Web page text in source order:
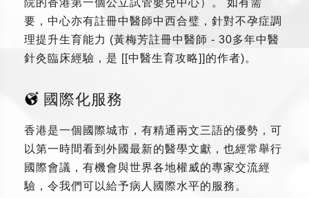
院的香港第一個公立試管嬰兒中心）。 如有需
要，中心亦有註冊中醫師中西合璧，針對不孕症調
理提升生育能力 (黃梅芳註冊中醫師 - 30多年中醫
針灸臨床經驗，是 [[中醫生育攻略]]的作者)。
國際化服務
香港是一個國際城市，有精通兩文三語的優勢，可
以第一時間看到外國最新的醫學文獻，也經常舉行
國際會議，有機會與世界各地權威的專家交流經
驗，令我們可以給予病人國際水平的服務。